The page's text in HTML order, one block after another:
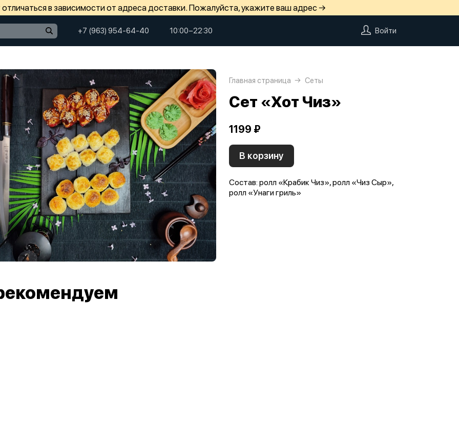
в зависимости от адреса доставки. Пожалуйста, укажите ваш адрес →
+7 (963) 954-64-40 10:00−22:30 Войти
Главная страница Сеты
Сет «Хот Чиз»
1199 ₽
В корзину
Состав: ролл «Крабик Чиз», ролл «Чиз Сыр»,
ролл «Унаги гриль»